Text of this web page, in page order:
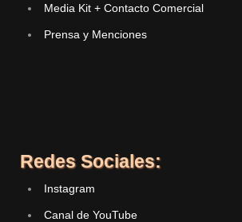
Media Kit + Contacto Comercial
Prensa y Menciones
Redes Sociales:
Instagram
Canal de YouTube